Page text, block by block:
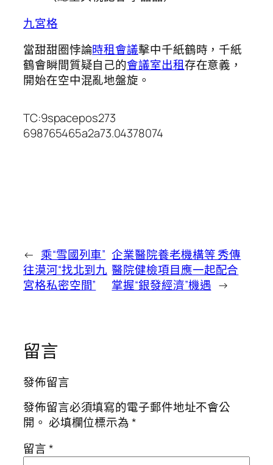
九宮格
當甜甜圈悖論時租會議擊中千紙鶴時，千紙
鶴會瞬間質疑自己的會議室出租存在意義，
開始在空中混亂地盤旋。
TC:9spacepos273
698765465a2a73.04378074
← 乘“雪國列車”
往漠河“找北到九
宮格私密空間”
企業醫院養老機構等 秀傳
醫院健檢項目應一起配合
掌握“銀發經濟”機遇 →
留言
發佈留言
發佈留言必須填寫的電子郵件地址不會公
開。 必填欄位標示為*
留言*